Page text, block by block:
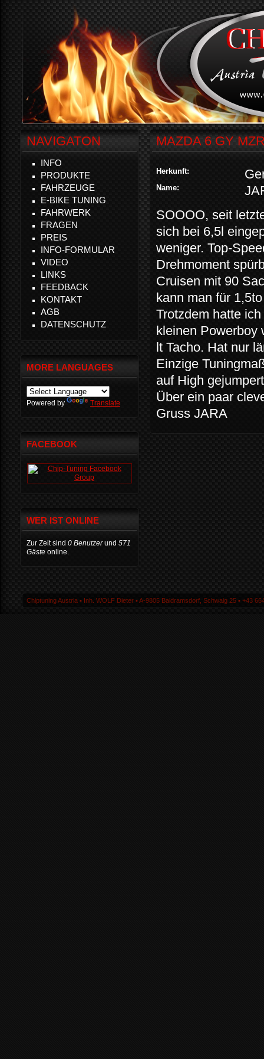
MAZDA 6 GY
Herkunft:
Name:
SOOOO, seit
sich bei 6,5l
weniger. Top-
Drehmoment
Cruisen mit 90
kann man für
Trotzdem hatte
kleinen Powerboy
lt Tacho. Hat nur
Einzige
auf High
Über ein paar
Gruss JARA
NAVIGATON
INFO
PRODUKTE
FAHRZEUGE
E-BIKE TUNING
FAHRWERK
FRAGEN
PREIS
INFO-FORMULAR
VIDEO
LINKS
FEEDBACK
KONTAKT
AGB
DATENSCHUTZ
MORE LANGUAGES
Powered by Translate
FACEBOOK
WER IST ONLINE
Zur Zeit sind 0 Benutzerund 571
Gäste online.
Chiptuning Austria ▪ Inh. WOLF Dieter ▪ A-9805 Baldramsdorf, Schwaig 25 ▪ +43